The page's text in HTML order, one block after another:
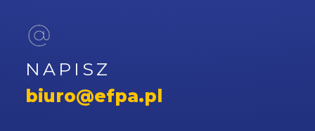
NAPISZ
biuro@efpa.pl